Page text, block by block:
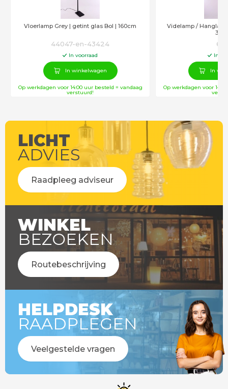
Vloerlamp Grey | getint glas Bol | 160cm
44047-en-43424
In voorraad
In winkelwagen
Op werkdagen voor 14:00 uur besteld = vandaag
verstuurd!
Videlamp /
In
In
Op werkdagen voor
LICHT
ADVIES
Raadpleeg adviseur
WINKEL
BEZOEKEN
Routebeschrijving
HELPDESK
RAADPLEGEN
Veelgestelde vragen